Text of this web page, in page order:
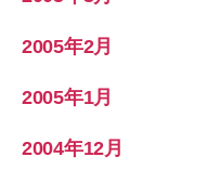
2005年2月
2005年1月
2004年12月